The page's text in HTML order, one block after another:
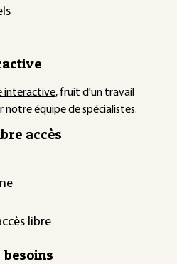
interactive, fruit d'un travail
équipe de spécialistes.
accès
libre